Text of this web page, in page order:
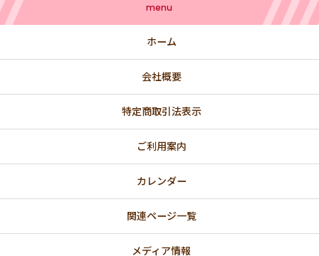
menu
ホーム
会社概要
特定商取引法表示
ご利用案内
カレンダー
関連ページ一覧
メディア情報